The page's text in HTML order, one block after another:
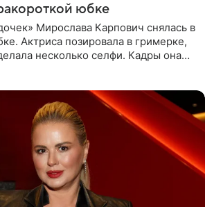
юбке
Мирослава Карпович снялась в
Актриса позировала в гримерке,
несколько селфи. Кадры она